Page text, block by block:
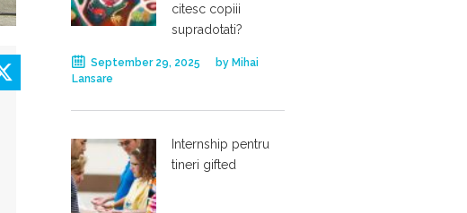
citesc copiii
supradotati?
September 29, 2025 by Mihai
Lansare
Internship pentru
tineri gifted